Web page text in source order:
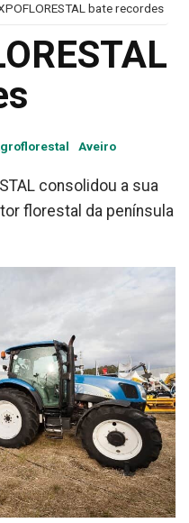
bate recordes
Aveiro
consolidou a sua
florestal da península